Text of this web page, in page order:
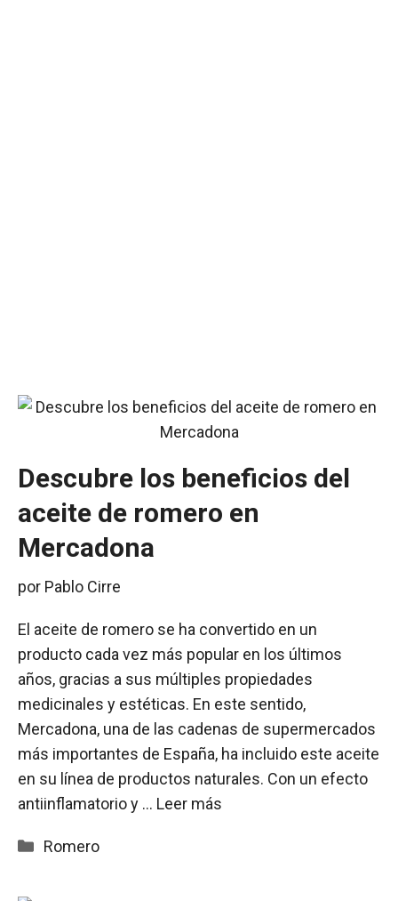
Descubre los beneficios del
aceite de romero en
Mercadona
por Pablo Cirre
El aceite de romero se ha convertido en un
producto cada vez más popular en los últimos
años, gracias a sus múltiples propiedades
medicinales y estéticas. En este sentido,
Mercadona, una de las cadenas de supermercados
más importantes de España, ha incluido este aceite
en su línea de productos naturales. Con un efecto
antiinflamatorio y … Leer más
Categorías
Romero